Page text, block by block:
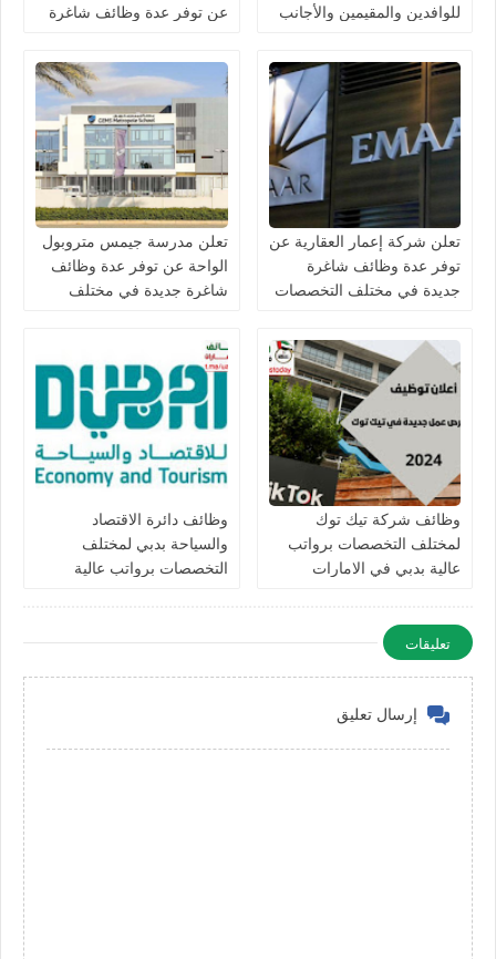
للوافدين والمقيمين والأجانب
عن توفر عدة وظائف شاغرة
في دبي وأبوظبي
تعلن شركة إعمار العقارية عن
توفر عدة وظائف شاغرة
جديدة في مختلف التخصصات
تعلن مدرسة جيمس متروبول
الواحة عن توفر عدة وظائف
شاغرة جديدة في مختلف
برواتب تصل 10,000 درهم
وظائف شركة تيك توك
لمختلف التخصصات برواتب
عالية بدبي في الامارات
وظائف دائرة الاقتصاد
والسياحة بدبي لمختلف
التخصصات برواتب عالية
تعليقات
إرسال تعليق